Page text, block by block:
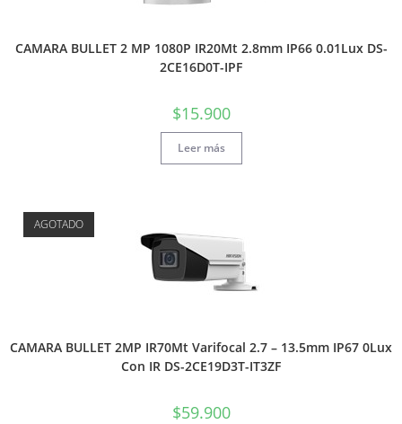
CAMARA BULLET 2 MP 1080P IR20Mt 2.8mm IP66 0.01Lux DS-
2CE16D0T-IPF
$15.900
Leer más
AGOTADO
CAMARA BULLET 2MP IR70Mt Varifocal 2.7 – 13.5mm IP67 0Lux
Con IR DS-2CE19D3T-IT3ZF
$59.900